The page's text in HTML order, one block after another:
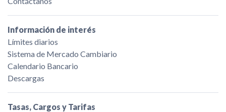
Información de interés
Límites diarios
Sistema de Mercado Cambiario
Calendario Bancario
Descargas
Tasas, Cargos y Tarifas